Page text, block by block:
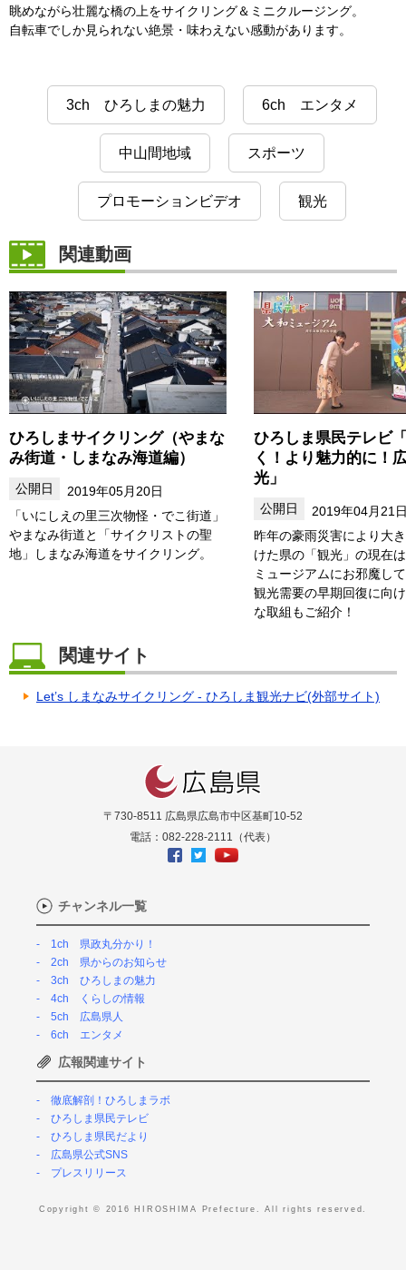
眺めながら壮麗な橋の上をサイクリング＆ミニクルージング。
自転車でしか見られない絶景・味わえない感動があります。
3ch ひろしまの魅力 6ch エンタメ
中山間地域 スポーツ
プロモーションビデオ 観光
関連動画
ひろしまサイクリング（やまな
み街道・しまなみ海道編）
2019年05月20日
「いにしえの里三次物怪・でこ街道」
やまなみ街道と「サイクリストの聖
地」しまなみ海道をサイクリング。
ひろしま県民テレビ
く！より魅力的に！
光」
2019年04月21
昨年の豪雨災害により大
けた県の「観光」の現在
ミュージアムにお邪魔し
観光需要の早期回復に向
な取組もご紹介！
関連サイト
Let’s しまなみサイクリング - ひろしま観光ナビ(外部サイト)
〒730-8511 広島県広島市中区基町10-52
電話：082-228-2111（代表）
チャンネル一覧
1ch 県政丸分かり！
2ch 県からのお知らせ
3ch ひろしまの魅力
4ch くらしの情報
5ch 広島県人
6ch エンタメ
広報関連サイト
徹底解剖！ひろしまラボ
ひろしま県民テレビ
ひろしま県民だより
広島県公式SNS
プレスリリース
Copyright © 2016 HIROSHIMA Prefecture. All rights reserved.